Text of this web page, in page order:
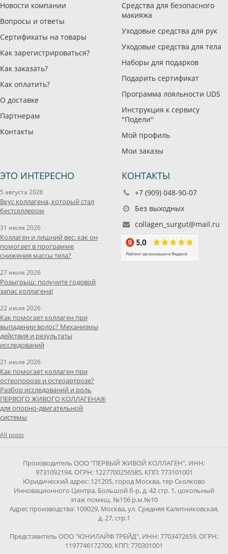
Новости компании
Вопросы и ответы
Сертификаты на товары
Как зарегистрироваться?
Как заказать?
Как оплатить?
О доставке
Партнерам
Контакты
Средства для безопасного
макияжа
Уходовые средства для рук
Уходовые средства для тела
Наборы для подарков
Подарить сертификат
Программа лояльности UDS
Инструкция к сервису
"Подели"
Мой профиль
Мои заказы
ЭТО ИНТЕРЕСНО
5 августа 2026
Вкус коллагена, который стал
бестселлером
31 июля 2026
Коллаген и лишний вес: как он
помогает в программе
снижения массы тела?
27 июля 2026
Розыгрыш: получите годовой
запас коллагена!
22 июля 2026
Как помогает коллаген при
выпадении волос? Механизмы
действия и результаты
исследований
21 июля 2026
Как помогает коллаген при
остеопорозе и остеоартрозе?
Разбор исследований и роль
ПЕРВОГО ЖИВОГО КОЛЛАГЕНА®
для опорно-двигательной
системы
All posts
КОНТАКТЫ
+7 (909) 048-90-07
Без выходных
collagen_surgut@mail.ru
Производитель ООО "ПЕРВЫЙ ЖИВОЙ КОЛЛАГЕН", ИНН:
9731092194, ОГРН: 1227700256585, КПП: 773101001
Юридический адрес: 121205, город Москва, тер Сколково
Инновационного Центра, Большой б-р, д. 42 стр. 1, цокольный
этаж помещ. №156 р.м.№10
Адрес производства: 109029, Москва, ул. Средняя Калитниковская,
д. 27, стр.1
Представитель ООО "ЮНИЛАЙФ ТРЕЙД", ИНН: 7703472659, ОГРН:
1197746172700, КПП: 770301001